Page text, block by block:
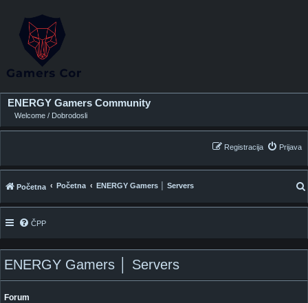
ENERGY Gamers Community
Welcome / Dobrodosli
Prijava
Registracija
Početna Početna ENERGY Gamers │ Servers
ČPP
ENERGY Gamers │ Servers
Forum